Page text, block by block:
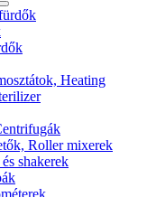
Heating
Roller mixerek
shakerek